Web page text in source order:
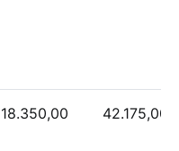
18.350,00 42.175,00